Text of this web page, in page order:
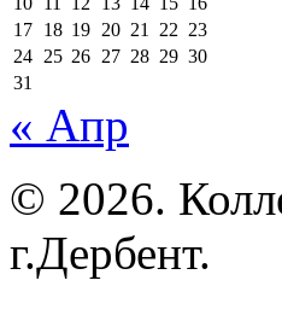
17 18 19 20 21 22 23
24 25 26 27 28 29 30
31
« Апр
© 2026.
г.Дербент.